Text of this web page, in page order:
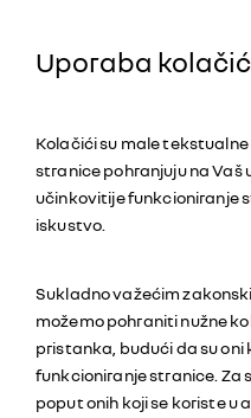
Uporaba
Kolačići su male
stranice pohranjuju na Vaš
učinkovitije funkcioniranje
iskustvo.
Sukladno važećim
možemo pohraniti nužne
pristanka, budući da su oni
funkcioniranje stranice. Za
poput onih koji se koriste u